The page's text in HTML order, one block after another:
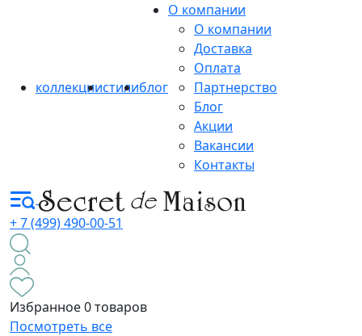
коллекциистилиблог
О компании
О компании
Доставка
Оплата
Партнерство
Блог
Акции
Вакансии
Контакты
+ 7 (499) 490-00-51
Избранное0 товаров
Посмотреть все